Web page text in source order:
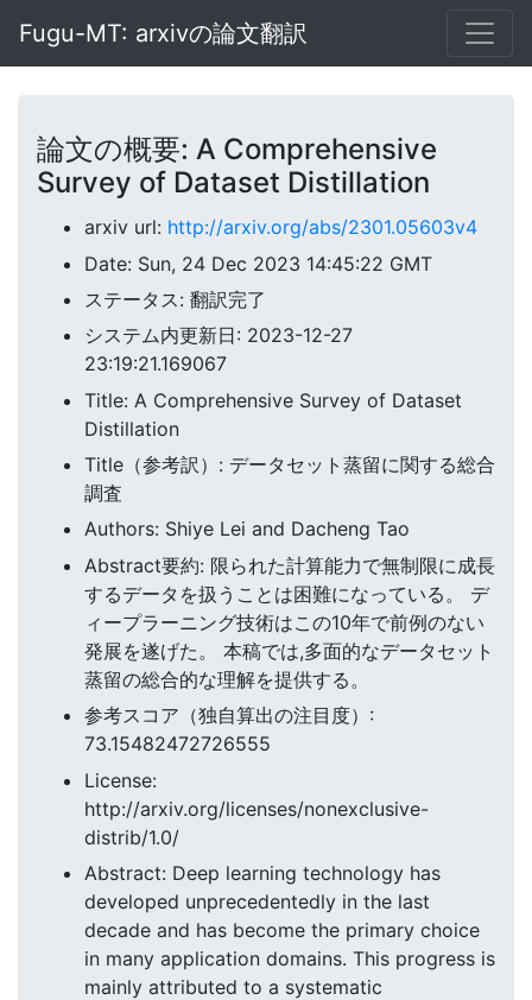
Fugu-MT: arxivの論文翻訳
論文の概要: A Comprehensive
Survey of Dataset Distillation
arxiv url: http://arxiv.org/abs/2301.05603v4
Date: Sun, 24 Dec 2023 14:45:22 GMT
ステータス: 翻訳完了
システム内更新日: 2023-12-27
23:19:21.169067
Title: A Comprehensive Survey of Dataset
Distillation
Title（参考訳）: データセット蒸留に関する総合
調査
Authors: Shiye Lei and Dacheng Tao
Abstract要約: 限られた計算能力で無制限に成長
するデータを扱うことは困難になっている。 デ
ィープラーニング技術はこの10年で前例のない
発展を遂げた。 本稿では,多面的なデータセット
蒸留の総合的な理解を提供する。
参考スコア（独自算出の注目度）:
73.15482472726555
License:
http://arxiv.org/licenses/nonexclusive-
distrib/1.0/
Abstract: Deep learning technology has
developed unprecedentedly in the last
decade and has become the primary choice
in many application domains. This progress is
mainly attributed to a systematic